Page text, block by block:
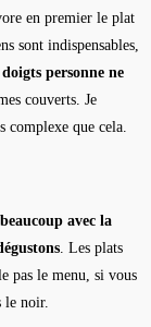
en premier le plat
sont indispensables,
personne ne
couverts. Je
complexe que cela.
avec la
. Les plats
pas le menu, si vous
le noir.